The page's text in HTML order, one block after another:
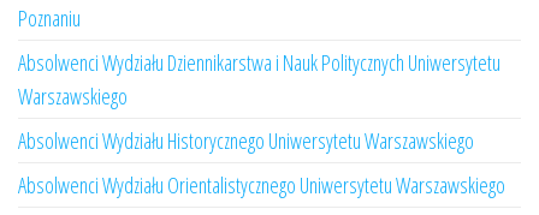
Poznaniu
Absolwenci Wydziału Dziennikarstwa i Nauk Politycznych Uniwersytetu
Warszawskiego
Absolwenci Wydziału Historycznego Uniwersytetu Warszawskiego
Absolwenci Wydziału Orientalistycznego Uniwersytetu Warszawskiego